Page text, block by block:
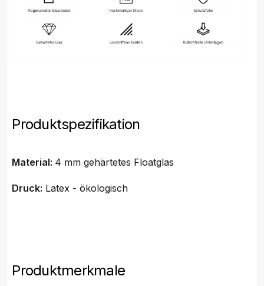
Produktspezifikation
Material: 4 mm gehärtetes Floatglas
Druck: Latex - ökologisch
Produktmerkmale